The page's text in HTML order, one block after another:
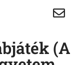
(A